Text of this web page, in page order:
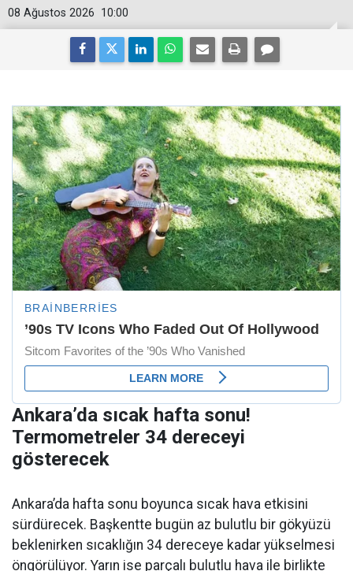
10:00
08 Ağustos 2026
Ankara’da sıcak hafta sonu!
Termometreler 34 dereceyi
gösterecek
Ankara’da hafta sonu boyunca sıcak hava etkisini
sürdürecek. Başkentte bugün az bulutlu bir gökyüzü
beklenirken sıcaklığın 34 dereceye kadar yükselmesi
öngörülüyor. Yarın ise parçalı bulutlu hava ile birlikte